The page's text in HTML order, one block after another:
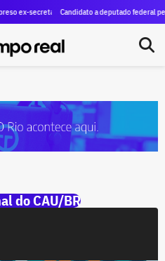
é indiciado por outro caso durante festa
ex-secretário de Castro acusado de ligação
Candidato a deputado federal
do CAU/BR